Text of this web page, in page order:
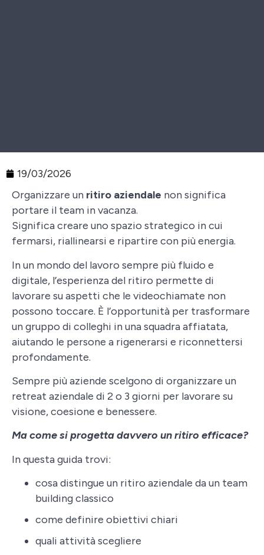
19/03/2026
Organizzare un ritiro aziendale non significa
portare il team in vacanza.
Significa creare uno spazio strategico in cui
fermarsi, riallinearsi e ripartire con più energia.
In un mondo del lavoro sempre più fluido e
digitale, l’esperienza del ritiro permette di
lavorare su aspetti che le videochiamate non
possono toccare. È l’opportunità per trasformare
un gruppo di colleghi in una squadra affiatata,
aiutando le persone a rigenerarsi e riconnettersi
profondamente.
Sempre più aziende scelgono di organizzare un
retreat aziendale di 2 o 3 giorni per lavorare su
visione, coesione e benessere.
Ma come si progetta davvero un ritiro efficace?
In questa guida trovi:
cosa distingue un ritiro aziendale da un team
building classico
come definire obiettivi chiari
quali attività scegliere